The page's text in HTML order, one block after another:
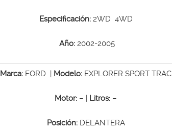
Especificación: 2WD 4WD
Año:2002-2005
Marca: FORD | Modelo: EXPLORER SPORT TRAC
Motor: – | Litros: –
Posición:DELANTERA